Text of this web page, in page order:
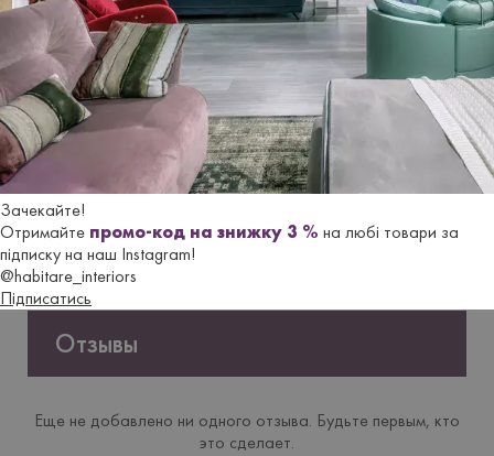
Зачекайте!
Отримайте промо-код на знижку 3 % на любі товари за
підписку на наш Instagram!
@habitare_interiors
Підписатись
Версія Обідній
Форма Круглий
Нiжки/
Дерев'яні
Материал Шпон горіха Canaletto
Отзывы
Еще не добавлено ни одного отзыва. Будьте первым, кто
это сделает.